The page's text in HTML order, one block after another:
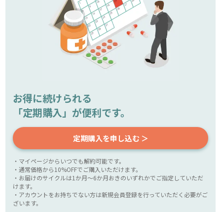
お得に続けられる
「定期購入」が便利です。
定期購入を申し込む ＞
・マイページからいつでも解約可能です。
・通常価格から10%OFFでご購入いただけます。
・お届けのサイクルは1か月～6か月おきのいずれかでご指定していただ
けます。
・アカウントをお持ちでない方は新規会員登録を行っていただく必要がご
ざいます。